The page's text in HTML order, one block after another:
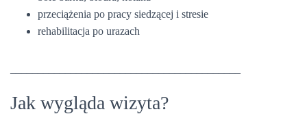
przeciążenia po pracy siedzącej i stresie
rehabilitacja po urazach
Jak wygląda wizyta?